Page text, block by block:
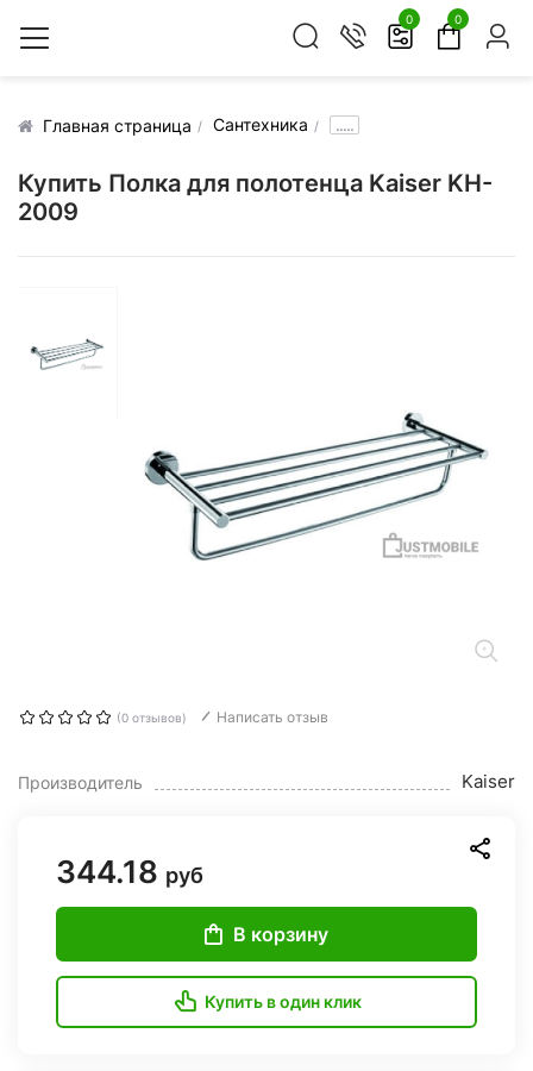
0 0
Главная страница Сантехника .....
Купить Полка для полотенца Kaiser KH-
2009
(0 отзывов) Написать отзыв
Производитель Kaiser
344.18 руб
В корзину
Купить в один клик